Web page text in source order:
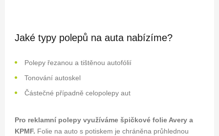
Jaké typy polepů na auta nabízíme?
Polepy řezanou a tištěnou autofólií
Tonování autoskel
Částečné případně celopolepy aut
Pro reklamní polepy využíváme špičkové folie Avery a
KPMF. Folie na auto s potiskem je chráněna průhlednou